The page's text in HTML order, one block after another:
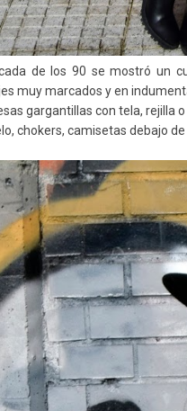
de los 90 se mostró un
muy marcados y en
gargantillas con tela, rejilla
chokers, camisetas debajo